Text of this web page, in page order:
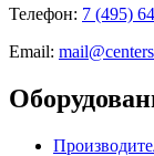
Телефон: 7 (495)
Email: